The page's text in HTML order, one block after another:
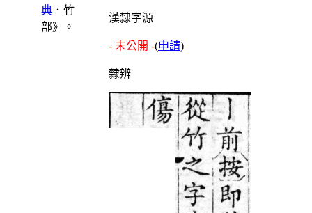
典 ．竹
部》。
漢隸字源
- 未公開 -(申請)
隸辨